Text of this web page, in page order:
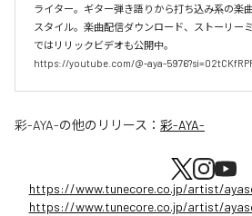
ライター。ギター弾き語りから打ち込み系の楽
スタイル。楽曲配信ダウンロード、ストーリー
ではリリックビデオも公開中。
https://youtube.com/@-aya-
彩-AYA-の他のリリース： 彩-AYA-
https://www.tunecore.co.jp/artist/
https://www.tunecore.co.jp/artist/